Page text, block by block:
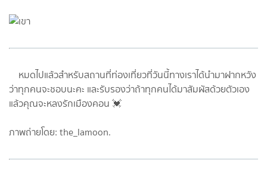
หมดไปแล้วสำหรับสถานที่ท่องเที่ยวที่วันนี้ทางเราได้นำมาฝากหวัง
ว่าทุกคนจะชอบนะคะ และรับรองว่าถ้าทุกคนได้มาสัมผัสด้วยตัวเอง
แล้วคุณจะหลงรักเมืองคอน 💓
ภาพถ่ายโดย: the_lamoon.